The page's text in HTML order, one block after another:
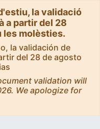
la validació
a partir del 28
les molèsties.
la validación de
del 28 de agosto
validation will
We apologize for